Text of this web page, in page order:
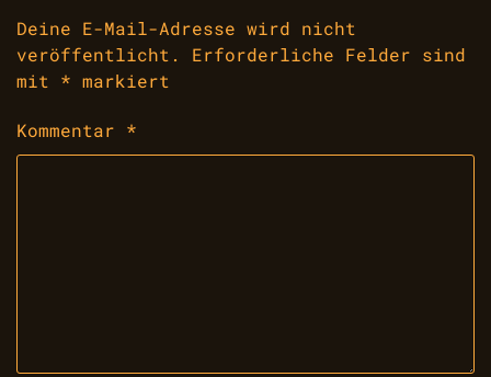
Deine E-Mail-Adresse wird nicht
veröffentlicht.
Erforderliche Felder sind
mit * markiert
Kommentar *